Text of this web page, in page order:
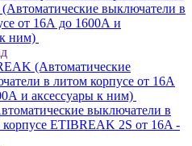
выключатели в
от 16А до 1600А и
ним)
(Автоматические
в литом корпусе от 16А
и аксессуары к ним)
выключатели в
корпусе ETIBREAK 2S от 16A -